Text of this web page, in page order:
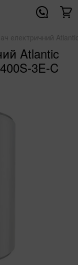
електричний
Atlantic
3E-C